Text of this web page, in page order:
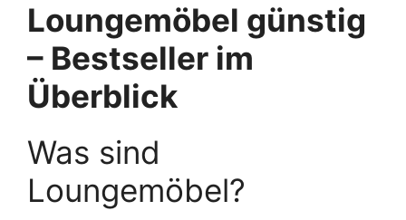
Loungemöbel günstig
– Bestseller im
Überblick
Was sind
Loungemöbel?